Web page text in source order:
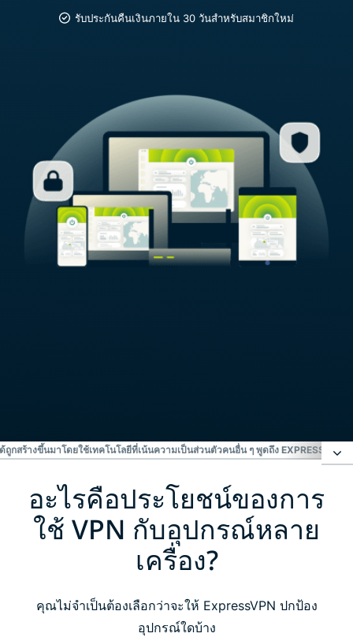
รับประกันคืนเงินภายใน 30 วันสำหรับสมาชิกใหม่
ถูกสร้างขึ้นมาโดยใช้เทคโนโลยีที่เน้นความเป็นส่วนตัวคนอื่น ๆ พูดถึง EXPRESSVPN
อะไรคือประโยชน์ของการใช้ VPN กับอุปกรณ์หลาย
เครื่อง?
วิธีติดตั้งใช้งาน ExpressVPN บนอุปกรณ์หลายเครื่อง
อุปกรณ์และแพลตฟอร์มที่ใช้งานเข้ากันได้
อะไรคือประโยชน์ของการ
ใช้ VPN กับอุปกรณ์หลาย
เครื่อง?
คุณไม่จำเป็นต้องเลือกว่าจะให้ ExpressVPN ปกป้อง
อุปกรณ์ใดบ้าง